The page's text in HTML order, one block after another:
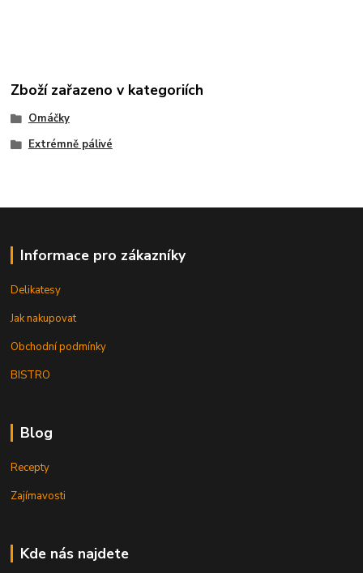
Zboží zařazeno v kategoriích
Omáčky
Extrémně pálivé
Informace pro zákazníky
Delikatesy
Jak nakupovat
Obchodní podmínky
BISTRO
Blog
Recepty
Zajímavosti
Kde nás najdete